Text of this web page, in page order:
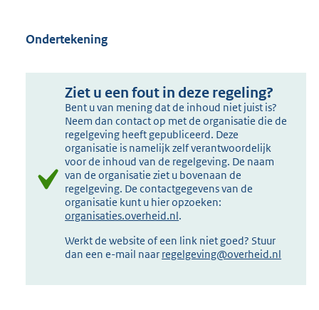
Ondertekening
Ziet u een fout in deze regeling?
Bent u van mening dat de inhoud niet juist is?
Neem dan contact op met de organisatie die de
regelgeving heeft gepubliceerd. Deze
organisatie is namelijk zelf verantwoordelijk
voor de inhoud van de regelgeving. De naam
van de organisatie ziet u bovenaan de
regelgeving. De contactgegevens van de
organisatie kunt u hier opzoeken:
organisaties.overheid.nl.
Werkt de website of een link niet goed? Stuur
dan een e-mail naar regelgeving@overheid.nl